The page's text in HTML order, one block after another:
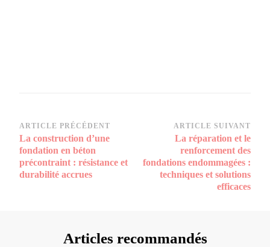
Navigation
d’article
ARTICLE PRÉCÉDENT
La construction d’une
fondation en béton
précontraint : résistance et
durabilité accrues
ARTICLE SUIVANT
La réparation et le
renforcement des
fondations endommagées :
techniques et solutions
efficaces
Articles recommandés